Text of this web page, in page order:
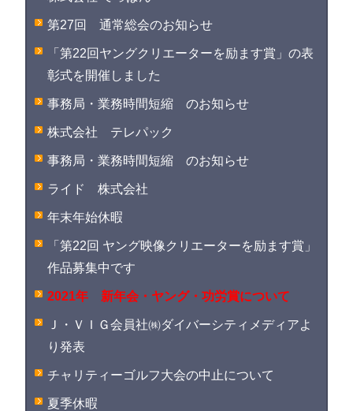
第27回 通常総会のお知らせ
「第22回ヤングクリエーターを励ます賞」の表
彰式を開催しました
事務局・業務時間短縮 のお知らせ
株式会社 テレパック
事務局・業務時間短縮 のお知らせ
ライド 株式会社
年末年始休暇
「第22回 ヤング映像クリエーターを励ます賞」
作品募集中です
2021年 新年会・ヤング・功労賞について
Ｊ・ＶＩＧ会員社㈱ダイバーシティメディアよ
り発表
チャリティーゴルフ大会の中止について
夏季休暇